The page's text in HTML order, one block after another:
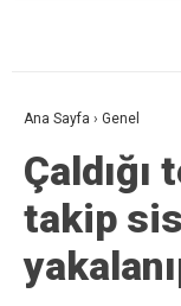
Ana Sayfa › Genel
takip